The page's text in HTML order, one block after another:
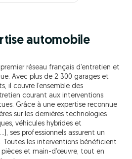
automobile
réseau français d’entretien et
Avec plus de 2 300 garages et
il couvre l’ensemble des
courant aux interventions
Grâce à une expertise reconnue
sur les dernières technologies
véhicules hybrides et
ses professionnels assurent un
Toutes les interventions bénéficient
pièces et main-d’œuvre, tout en